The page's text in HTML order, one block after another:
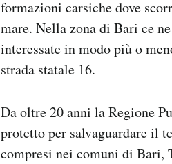
formazioni carsiche dove
mare. Nella zona di Bari ce
interessate in modo più o
strada statale 16.
Da oltre 20 anni la Regione
protetto per salvaguardare il
compresi nei comuni di Bari,